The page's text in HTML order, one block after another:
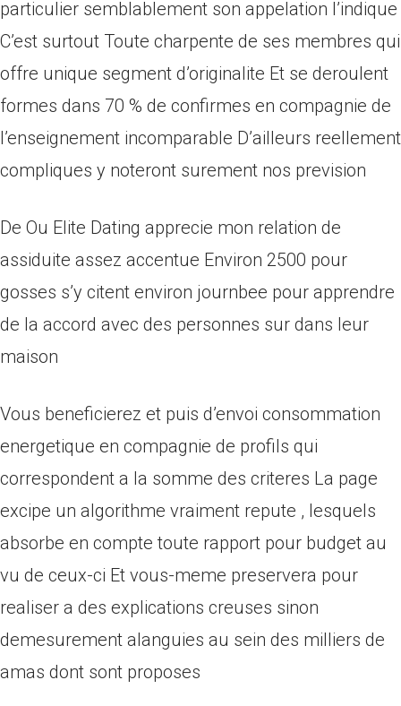
particulier semblablement son appelation l’indique
C’est surtout Toute charpente de ses membres qui
offre unique segment d’originalite Et se deroulent
formes dans 70 % de confirmes en compagnie de
l’enseignement incomparable D’ailleurs reellement
compliques y noteront surement nos prevision
De Ou Elite Dating apprecie mon relation de
assiduite assez accentue Environ 2500 pour
gosses s’y citent environ journbee pour apprendre
de la accord avec des personnes sur dans leur
maison
Vous beneficierez et puis d’envoi consommation
energetique en compagnie de profils qui
correspondent a la somme des criteres La page
excipe un algorithme vraiment repute , lesquels
absorbe en compte toute rapport pour budget au
vu de ceux-ci Et vous-meme preservera pour
realiser a des explications creuses sinon
demesurement alanguies au sein des milliers de
amas dont sont proposes